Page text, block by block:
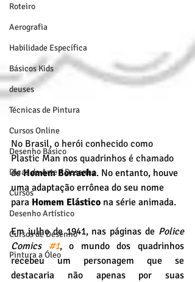
Roteiro
Aerografia
Habilidade Específica
Básicos Kids
deuses
Técnicas de Pintura
Cursos Online
Desenho Básico
Dicas de Arte / Desenho
Cursos
Desenho Artístico
Cursos de Desenho
Pintura a Óleo
No Brasil, o herói conhecido como
Plastic Man nos quadrinhos é chamado
de Homem Borracha. No entanto, houve
uma adaptação errônea do seu nome
para Homem Elástico na série animada.
Em julho de 1941, nas páginas de Police
Comics #1, o mundo dos quadrinhos
recebeu um personagem que se
destacaria não apenas por suas